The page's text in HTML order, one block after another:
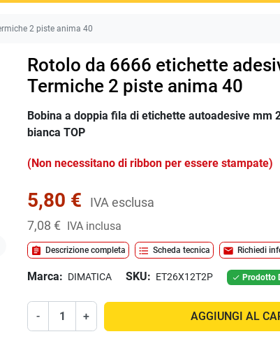
2 piste anima 40
Rotolo da 6666 etichette
Termiche 2 piste anima 40
Bobina a doppia fila di etichette autoadesive mm
bianca TOP
(Non necessitano di ribbon per essere stampate)
5,80 €
IVA esclusa
7,08 € IVA inclusa
assignment Descrizione completa format_list_bulleted Scheda tecnica mail Richiedi
Marca: DIMATICA SKU: ET26X12T2P  Prodotto
- + AGGIUNGI AL